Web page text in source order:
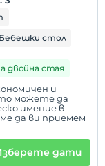
Бебешки стол
двойна стая
и
можете да
имение в
да ви приемем
дати